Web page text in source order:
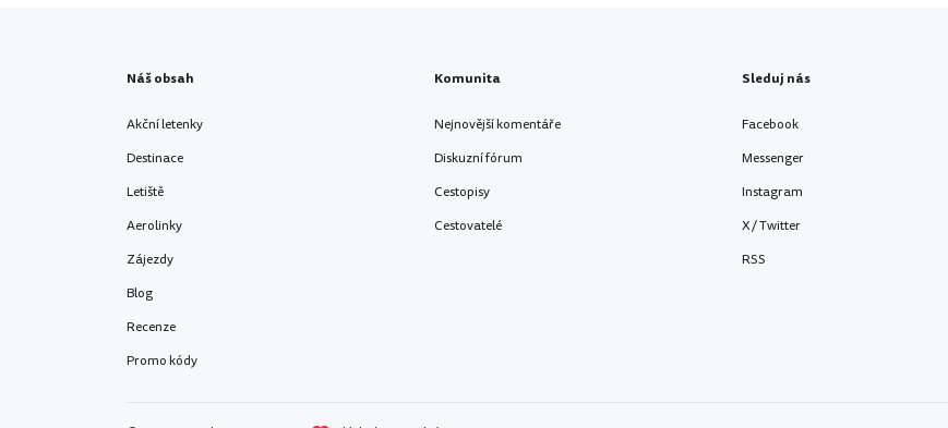
Náš obsah
Akční letenky
Destinace
Letiště
Aerolinky
Zájezdy
Blog
Recenze
Promo kódy
Komunita
Nejnovější komentáře
Diskuzní fórum
Cestopisy
Cestovatelé
Sleduj nás
Facebook
Messenger
Instagram
X / Twitter
RSS